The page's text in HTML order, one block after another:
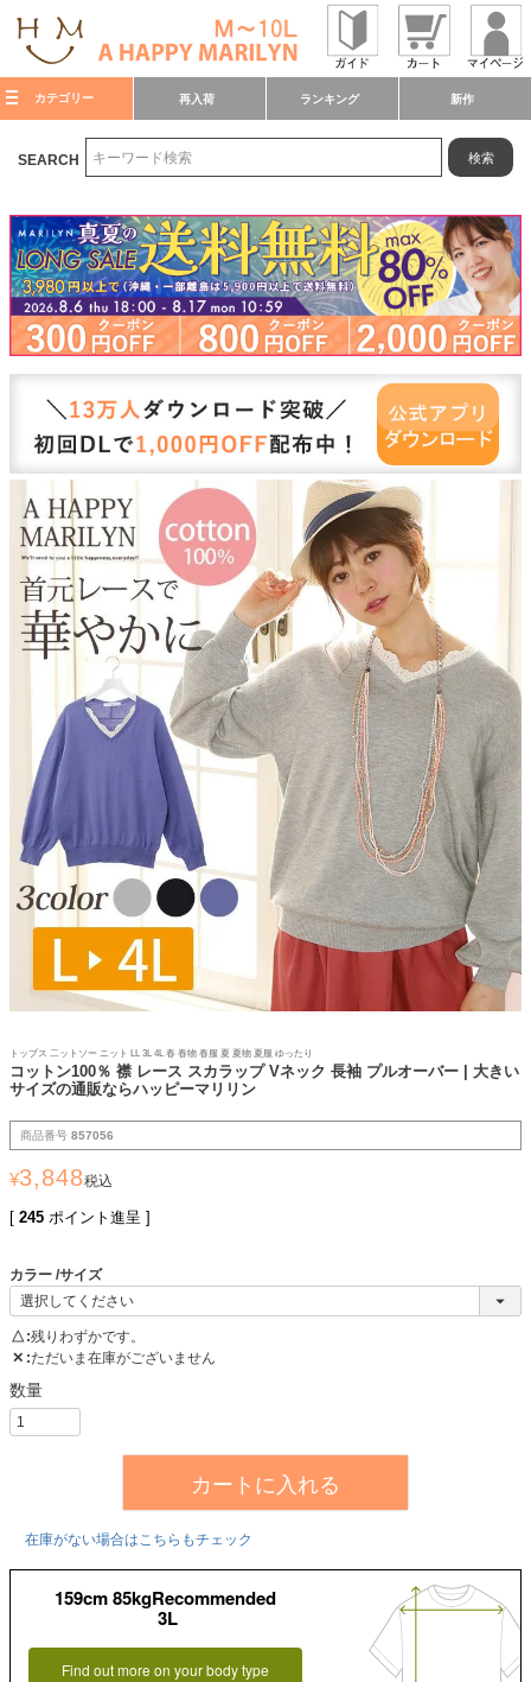
カテゴリー 再入荷 ランキング 新作
SEARCH 検索
トップス 二ットソー ニット LL 3L 4L 春 春物 春服 夏 夏物 夏服 ゆったり
コットン100％ 襟 レース スカラップ Vネック 長袖 プルオーバー | 大きい
サイズの通販ならハッピーマリリン
商品番号 857056
¥3,848税込
[ 245 ポイント進呈 ]
カラー サイズ
△ 残りわずかです。
✕ ただいま在庫がございません
カートに入れる
在庫がない場合はこちらもチェック
159cm 85kgRecommended
3L
Find out more on your body type